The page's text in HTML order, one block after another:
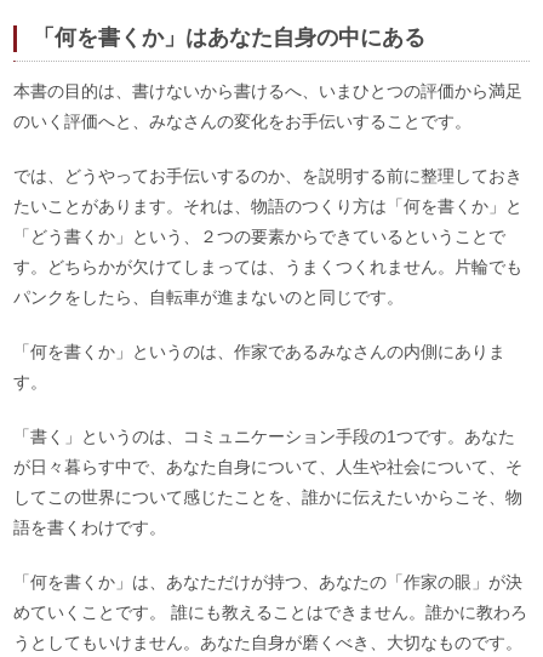
「何を書くか」はあなた自身の中にある
本書の目的は、書けないから書けるへ、いまひとつの評価から満足
のいく評価へと、みなさんの変化をお手伝いすることです。
では、どうやってお手伝いするのか、を説明する前に整理しておき
たいことがあります。それは、物語のつくり方は「何を書くか」と
「どう書くか」という、２つの要素からできているということで
す。どちらかが欠けてしまっては、うまくつくれません。片輪でも
パンクをしたら、自転車が進まないのと同じです。
「何を書くか」というのは、作家であるみなさんの内側にありま
す。
「書く」というのは、コミュニケーション手段の1つです。あなた
が日々暮らす中で、あなた自身について、人生や社会について、そ
してこの世界について感じたことを、誰かに伝えたいからこそ、物
語を書くわけです。
「何を書くか」は、あなただけが持つ、あなたの「作家の眼」が決
めていくことです。 誰にも教えることはできません。誰かに教わろ
うとしてもいけません。あなた自身が磨くべき、大切なものです。